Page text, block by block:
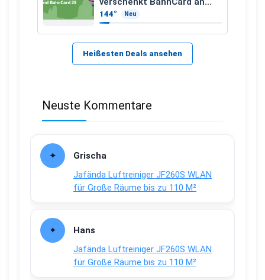
Kinder und Jugendliche
144° Neu
Heißesten Deals ansehen
Neuste Kommentare
Grischa
Jafända Luftreiniger JF260S WLAN
für Große Räume bis zu 110 M²
Hans
Jafända Luftreiniger JF260S WLAN
für Große Räume bis zu 110 M²